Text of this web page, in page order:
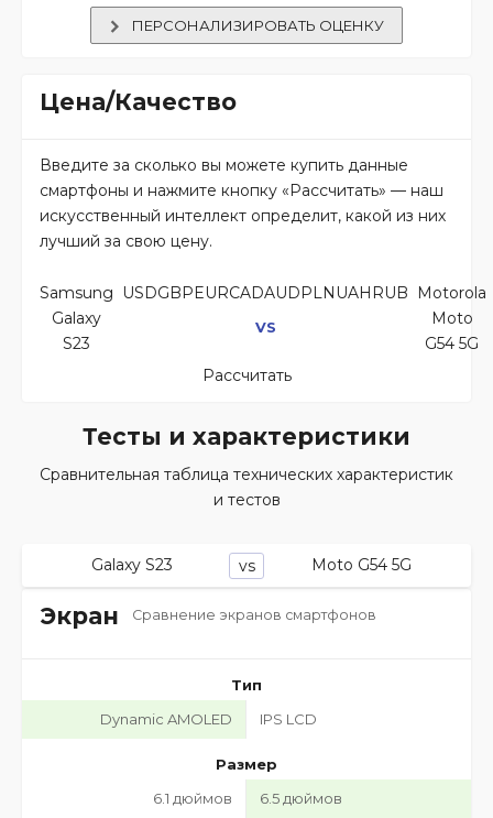
ПЕРСОНАЛИЗИРОВАТЬ ОЦЕНКУ
Цена/Качество
Введите за сколько вы можете купить данные
смартфоны и нажмите кнопку «Рассчитать» — наш
искусственный интеллект определит, какой из них
лучший за свою цену.
Samsung
Galaxy
S23
USDGBPEURCADAUDPLNUAHRUB
VS
Motorola
Moto
G54 5G
Рассчитать
Тесты и характеристики
Сравнительная таблица технических характеристик
и тестов
Galaxy S23 vs Moto G54 5G
Экран Сравнение экранов смартфонов
Тип
Dynamic AMOLED
IPS LCD
Размер
6.1 дюймов
6.5 дюймов